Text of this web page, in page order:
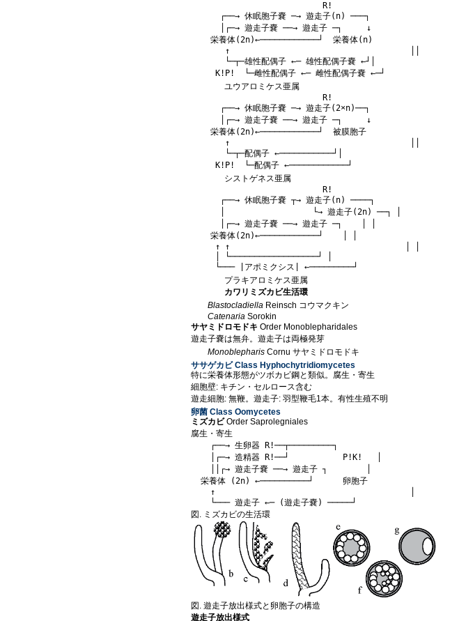
                           R!
      ┌──→ 休眠胞子嚢 ─→ 遊走子(n) ───┐
      │┌─→ 遊走子嚢 ──→ 遊走子 ─┐     ↓
    栄養体(2n)←────────────┘  栄養体(n)
       ↑                                     ││
       └─┬─雄性配偶子 ←─ 雄性配偶子嚢 ←┘│
ユウアロミケス亜属
                           R!
      ┌──→ 休眠胞子嚢 ─→ 遊走子(2×n)──┐
      │┌─→ 遊走子嚢 ──→ 遊走子 ─┐     ↓
    栄養体(2n)←────────────┘  被膜胞子
       ↑                                     ││
       └─┬─配偶子 ←───────────┘│
シストゲネス亜属
                           R!
      ┌──→ 休眠胞子嚢 ┬→ 遊走子(n) ────┐
      │                  └→ 遊走子(2n) ──┐ │
      │┌─→ 遊走子嚢 ──→ 遊走子 ─┐    │ │
    栄養体(2n)←────────────┘    │ │
     ↑ ↑                                    │ │
     │ └──────────────────┘ │
プラキアロミケス亜属
カワリミズカビ生活環
Blastocladiella Reinsch コウマクキン
Catenaria Sorokin
サヤミドロモドキ Order Monoblepharidales
遊走子嚢は無弁。遊走子は両極発芽
Monoblepharis Cornu サヤミドロモドキ
ササゲカビ Class Hyphochytridiomycetes
特に栄養体形態がツボカビ鋼と類似。腐生・寄生
細胞壁: キチン・セルロース含む
遊走細胞: 無鞭。遊走子: 羽型鞭毛1本。有性生殖不明
卵菌 Class Oomycetes
ミズカビOrder Saprolegniales
腐生・寄生
    ┌──→ 生卵器 R!──┬─────────┐
    │┌─→ 造精器 R!──┘           P!K!   │
    ││┌→ 遊走子嚢 ──→ 遊走子 ┐        │
  栄養体 (2n) ←──────────┘      卵胞子
    ↑                                        │
図. ミズカビの生活環
図. 遊走子放出様式と卵胞子の構造
遊走子放出様式